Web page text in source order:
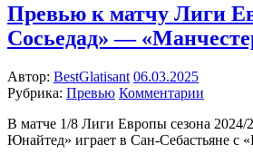
Превью к матчу Лиги
Сосьедад» —
Автор: BestGlatisant 06.03.2025
Рубрика: Превью Комментарии
В матче 1/8 Лиги Европы сезона 2024/
Юнайтед» играет в Сан-Себастьяне с